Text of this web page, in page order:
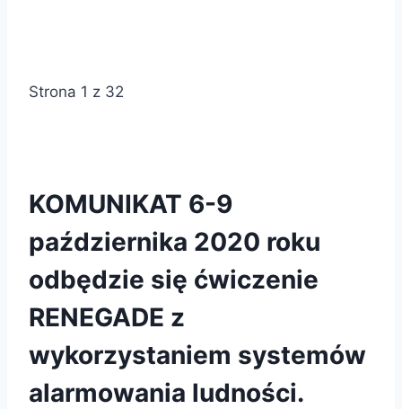
Strona 1 z 32
KOMUNIKAT 6-9
października 2020 roku
odbędzie się ćwiczenie
RENEGADE z
wykorzystaniem systemów
alarmowania ludności.